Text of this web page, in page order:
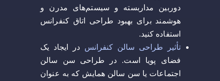
دوربین مداربسته و سیستم‌های مدرن و
هوشمند برای بهبود طراحی اتاق کنفرانس
استفاده کنید.
تأثیر طراحی سالن کنفرانس در ایجاد یک
فضای پویا است. در طراحی سن سالن
اجتماعات یا سن سالن همایش که به عنوان